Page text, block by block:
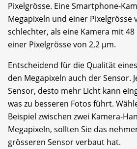
Pixelgrösse. Eine Smartphone-
Megapixeln und einer Pixelgrösse
schlechter, als eine Kamera mit
einer Pixelgrösse von 2,2 µm.
Entscheidend für die Qualität
den Megapixeln auch der Sensor.
Sensor, desto mehr Licht kann
was zu besseren Fotos führt.
Beispiel zwischen zwei Kamera-
Megapixeln, sollten Sie das
grösseren Sensor verbaut hat.